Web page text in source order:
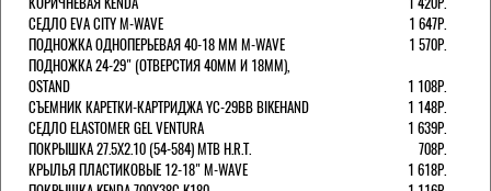
СЕДЛО EVA CITY M-WAVE
1 647Р.
ПОДНОЖКА ОДНОПЕРЬЕВАЯ 40-18 ММ M-WAVE
1 570Р.
ПОДНОЖКА 24-29" (ОТВЕРСТИЯ 40ММ И 18ММ),
OSTAND
1 108Р.
СЪЕМНИК КАРЕТКИ-КАРТРИДЖА YC-29BB BIKEHAND
1 148Р.
СЕДЛО ELASTOMER GEL VENTURA
1 639Р.
ПОКРЫШКА 27.5X2.10 (54-584) MTB H.R.T.
708Р.
КРЫЛЬЯ ПЛАСТИКОВЫЕ 12-18" M-WAVE
1 618Р.